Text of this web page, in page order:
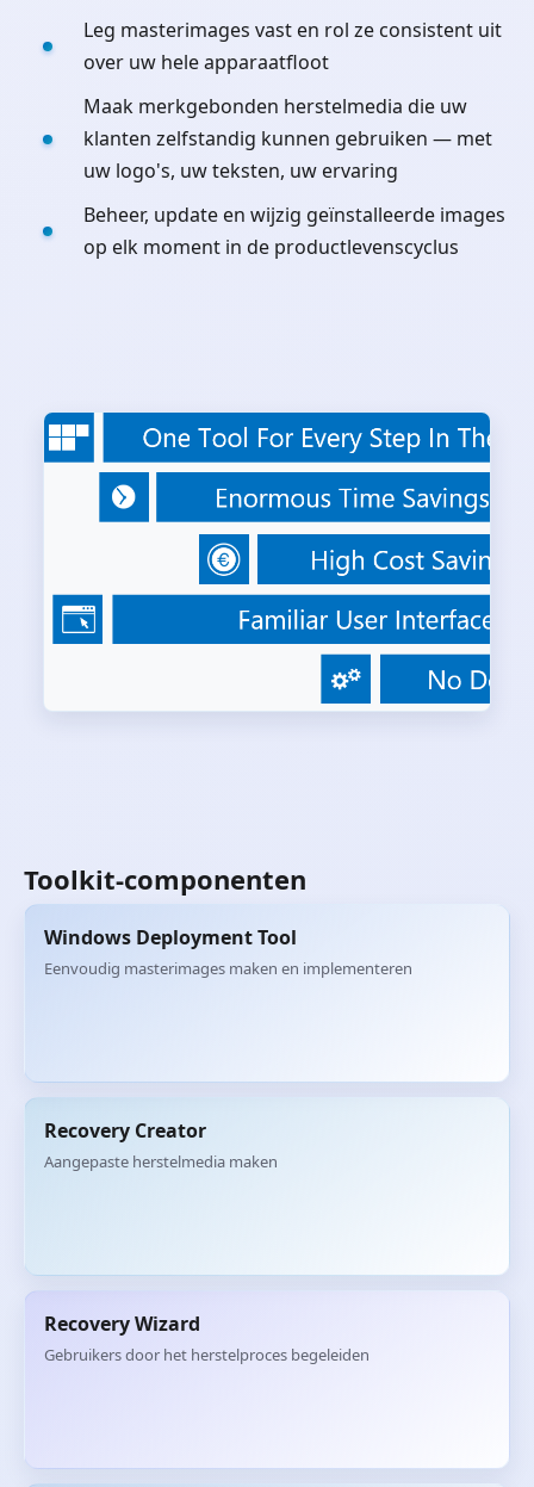
Leg masterimages vast en rol ze consistent uit
over uw hele apparaatfloot
Maak merkgebonden herstelmedia die uw
klanten zelfstandig kunnen gebruiken — met
uw logo's, uw teksten, uw ervaring
Beheer, update en wijzig geïnstalleerde images
op elk moment in de productlevenscyclus
Toolkit-componenten
Windows Deployment Tool
Eenvoudig masterimages maken en implementeren
Recovery Creator
Aangepaste herstelmedia maken
Recovery Wizard
Gebruikers door het herstelproces begeleiden